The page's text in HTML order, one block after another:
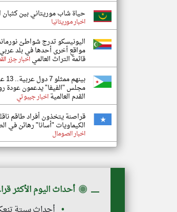
حياة شاب موريتاني بين
اخبار موريتانيا
اليونيسكو تدرج شواطئ
مواقع أخرى أحدها في بلد
قائمة التراث العالمياخبار جزر
مجلس "الفيفا" يدعمون عودة
القدم العالميةاخبار جيبوتي
قراصنة يتخذون أفراد طاقم
الكيماويات "أسانا" رهائن في
اخبار الصومال
◉ أحداث اليوم الأكثر